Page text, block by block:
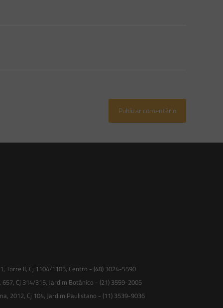
Torre II, Cj 1104/1105, Centro - (48) 3024-5590
Cj 314/315, Jardim Botânico - (21) 3559-2005
2012, Cj 104, Jardim Paulistano - (11) 3539-9036